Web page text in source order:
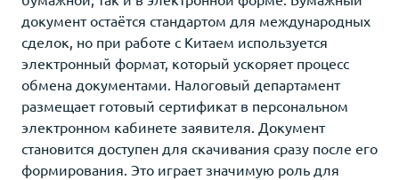
документ остаётся стандартом для международных
сделок, но при работе с Китаем используется
электронный формат, который ускоряет процесс
обмена документами. Налоговый департамент
размещает готовый сертификат в персональном
электронном кабинете заявителя. Документ
становится доступен для скачивания сразу после его
формирования. Это играет значимую роль для